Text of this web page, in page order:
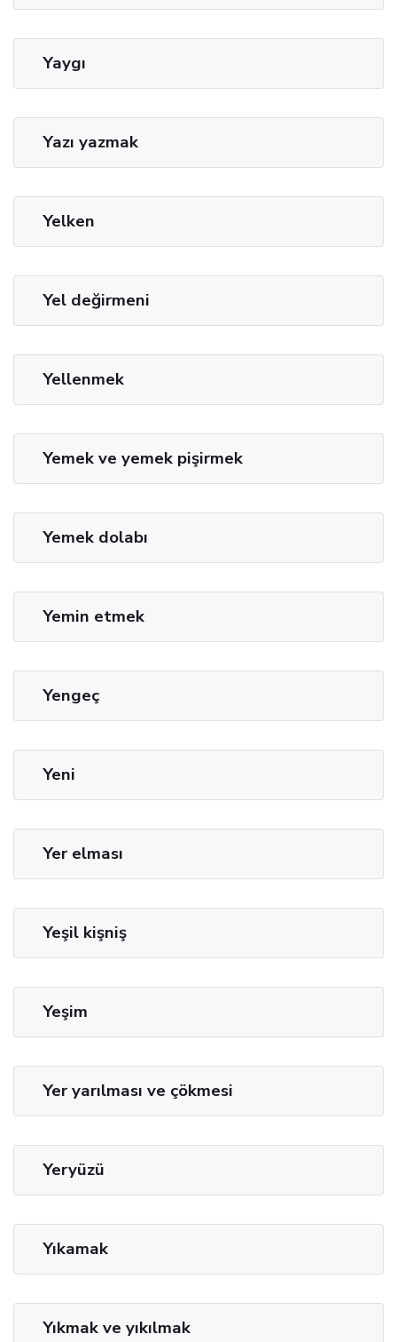
Yaygı
Yazı yazmak
Yelken
Yel değirmeni
Yellenmek
Yemek ve yemek pişirmek
Yemek dolabı
Yemin etmek
Yengeç
Yeni
Yer elması
Yeşil kişniş
Yeşim
Yer yarılması ve çökmesi
Yeryüzü
Yıkamak
Yıkmak ve yıkılmak